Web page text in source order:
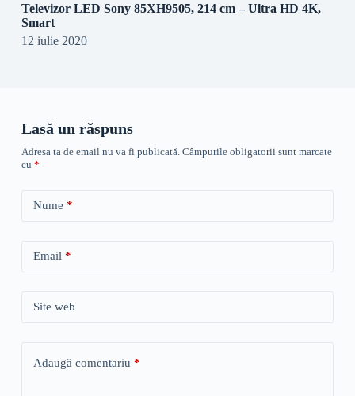
Televizor LED Sony 85XH9505, 214 cm – Ultra HD 4K,
Smart
12 iulie 2020
Lasă un răspuns
Adresa ta de email nu va fi publicată. Câmpurile obligatorii sunt marcate
cu *
Nume *
Email*
Site web
Adaugă comentariu *